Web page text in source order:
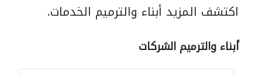
اكتشف المزيد أبناء والترميم الخدمات.
أبناء والترميم الشركات